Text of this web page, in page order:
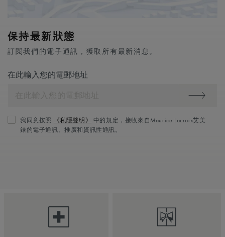
保持最新狀態
訂閱我們的電子通訊，獲取所有最新消息。
在此輸入您的電郵地址
我同意按照 《私隱聲明》
中的規定，接收來自Maurice Lacroix艾美
錶的電子通訊、推廣和資訊性通訊。